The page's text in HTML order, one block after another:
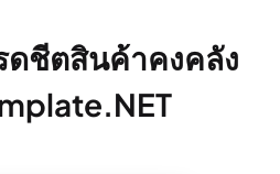
ดชีตสินค้าคงคลัง